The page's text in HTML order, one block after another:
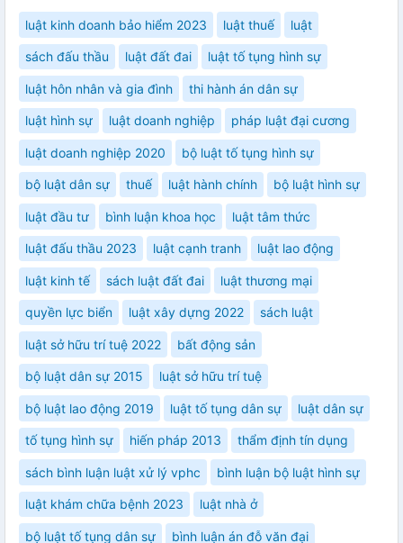
luật kinh doanh bảo hiểm 2023 luật thuế luật
sách đấu thầu luật đất đai luật tố tụng hình sự
luật hôn nhân và gia đình thi hành án dân sự
luật hình sự luật doanh nghiệp pháp luật đại cương
luật doanh nghiệp 2020 bộ luật tố tụng hình sự
bộ luật dân sự thuế luật hành chính bộ luật hình sự
luật đầu tư bình luận khoa học luật tâm thức
luật đấu thầu 2023 luật cạnh tranh luật lao động
luật kinh tế sách luật đất đai luật thương mại
quyền lực biển luật xây dựng 2022 sách luật
luật sở hữu trí tuệ 2022 bất động sản
bộ luật dân sự 2015 luật sở hữu trí tuệ
bộ luật lao động 2019 luật tố tụng dân sự luật dân sự
tố tụng hình sự hiến pháp 2013 thẩm định tín dụng
sách bình luận luật xử lý vphc bình luận bộ luật hình sự
luật khám chữa bệnh 2023 luật nhà ở
bộ luật tố tụng dân sự bình luận án đỗ văn đại